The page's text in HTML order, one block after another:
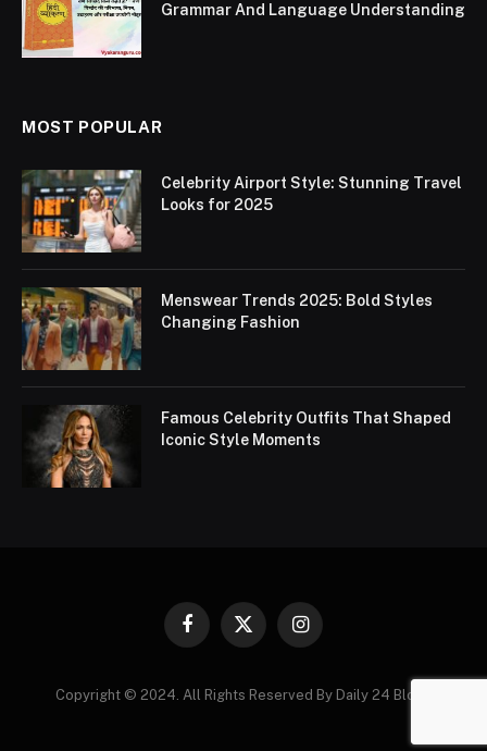
Grammar And Language Understanding
MOST POPULAR
Celebrity Airport Style: Stunning Travel
Looks for 2025
Menswear Trends 2025: Bold Styles
Changing Fashion
Famous Celebrity Outfits That Shaped
Iconic Style Moments
Facebook
X
Instagram
Copyright © 2024. All Rights Reserved By Daily 24 Blogs